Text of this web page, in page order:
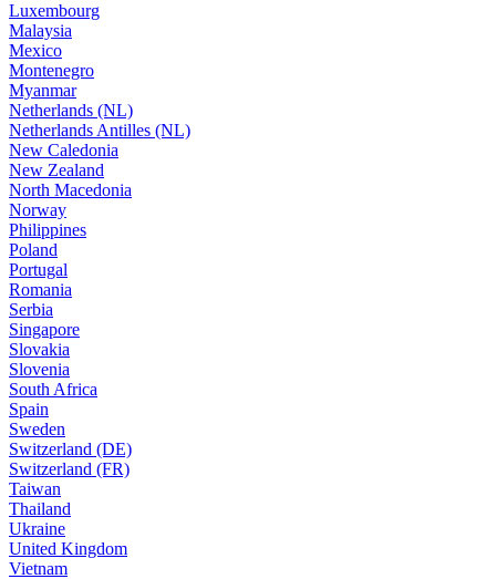
Luxembourg
Malaysia
Mexico
Montenegro
Myanmar
Netherlands (NL)
Netherlands Antilles (NL)
New Caledonia
New Zealand
North Macedonia
Norway
Philippines
Poland
Portugal
Romania
Serbia
Singapore
Slovakia
Slovenia
South Africa
Spain
Sweden
Switzerland (DE)
Switzerland (FR)
Taiwan
Thailand
Ukraine
United Kingdom
Vietnam